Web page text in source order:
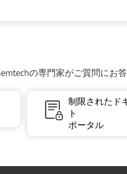
の専門家がご質問にお答
制限されたド
ト
ポータル